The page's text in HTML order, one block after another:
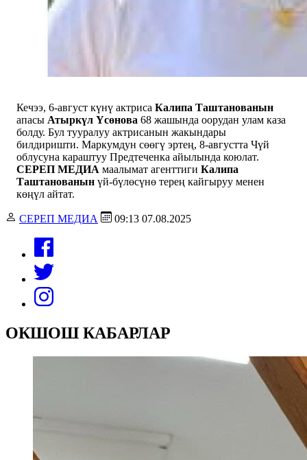
Кечээ, 6-август күнү актриса Калипа Таштанованын
апасы Атыркүл Үсөнова 68 жашында оорудан улам каза
болду. Бул тууралуу актрисанын жакындары
билдиришти. Маркумдун сөөгү эртең, 8-августта Чүй
облусуна караштуу Предтеченка айылында коюлат.
СЕРЕП МЕДИА маалымат агенттиги Калипа
Таштанованын үй-бүлөсүнө терең кайгыруу менен
көңүл айтат.
СЕРЕП МЕДИА 09:13 07.08.2025
ОКШОШ КАБАРЛАР